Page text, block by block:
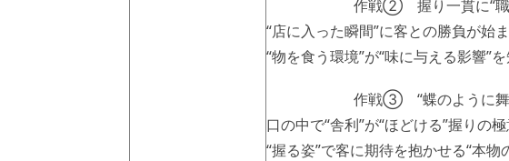
作戦② 握り一貫に“職人の気
“店に入った瞬間”に客との勝負が始
“物を食う環境”が“味に与える影響”を
作戦③ “蝶のように舞う”本
口の中で“舎利”が“ほどける”握りの極
“握る姿”で客に期待を抱かせる“本物